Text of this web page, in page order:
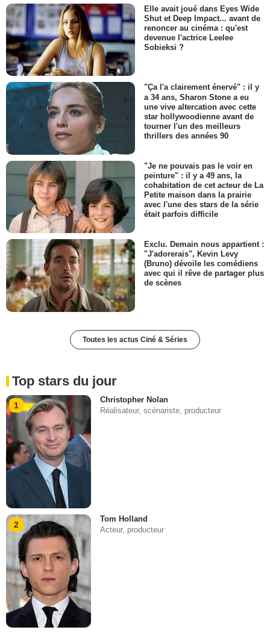
Elle avait joué dans Eyes Wide
Shut et Deep Impact... avant de
renoncer au cinéma : qu'est
devenue l'actrice Leelee
Sobieksi ?
"Ça l'a clairement énervé" : il y
a 34 ans, Sharon Stone a eu
une vive altercation avec cette
star hollywoodienne avant de
tourner l'un des meilleurs
thrillers des années 90
"Je ne pouvais pas le voir en
peinture" : il y a 49 ans, la
cohabitation de cet acteur de La
Petite maison dans la prairie
avec l'une des stars de la série
était parfois difficile
Exclu. Demain nous appartient :
"J'adorerais", Kevin Levy
(Bruno) dévoile les comédiens
avec qui il rêve de partager plus
de scènes
Toutes les actus Ciné & Séries
Top stars du jour
1
Christopher Nolan
Réalisateur, scénariste, producteur
2
Tom Holland
Acteur, producteur